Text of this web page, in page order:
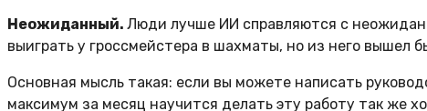
Неожиданный. Люди лучше ИИ справляются с
выиграть у гроссмейстера в шахматы, но из него вышел
Основная мысль такая: если вы можете написать
максимум за месяц научится делать эту работу так же